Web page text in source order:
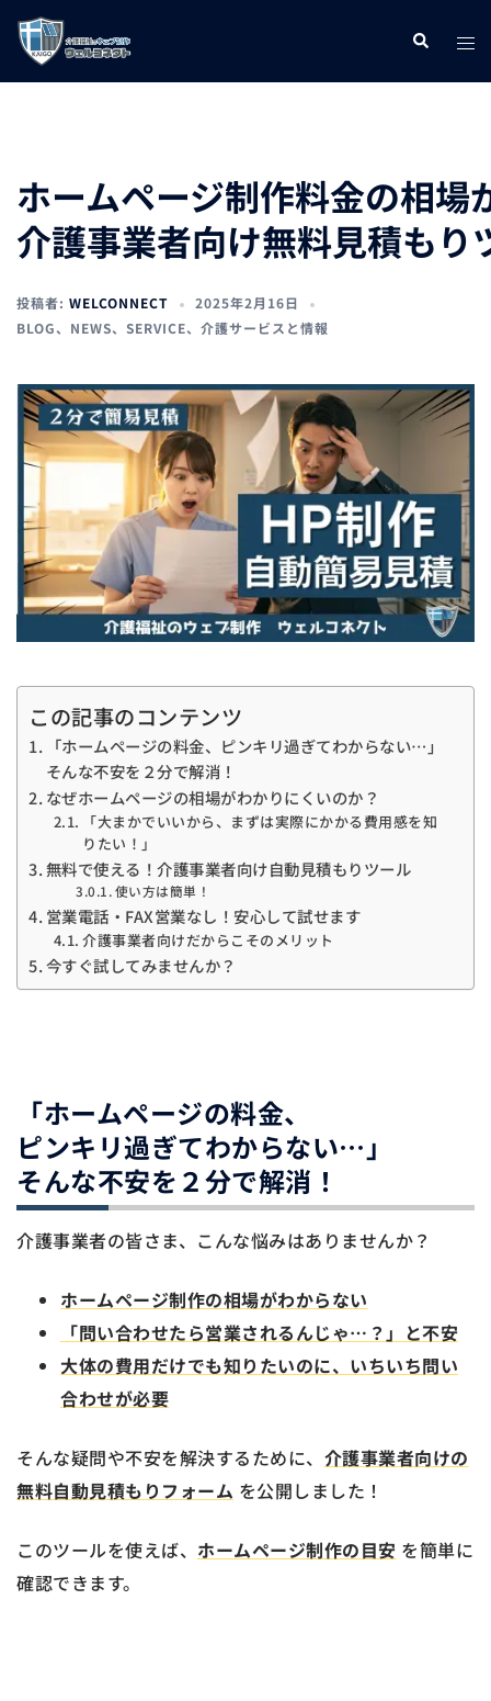
テ
プ
検
索
ト
ュ
ー
ホームページ制作料金の相場
介護事業者向け無料見積もり
投稿者: WELCONNECT
2025年2月16日
BLOG、 NEWS、 SERVICE、 介護サービスと情報
この記事のコンテンツ
「ホームページの料金、ピンキリ過ぎてわからない…」
そんな不安を２分で解消！
なぜホームページの相場がわかりにくいのか？
「大まかでいいから、まずは実際にかかる費用感を知
りたい！」
無料で使える！介護事業者向け自動見積もりツール
使い方は簡単！
営業電話・FAX営業なし！安心して試せます
介護事業者向けだからこそのメリット
今すぐ試してみませんか？
「ホームページの料金、
ピンキリ過ぎてわからない…」
そんな不安を２分で解消！
介護事業者の皆さま、こんな悩みはありませんか？
ホームページ制作の相場がわからない
「問い合わせたら営業されるんじゃ…？」と不安
大体の費用だけでも知りたいのに、いちいち問い
合わせが必要
そんな疑問や不安を解決するために、 介護事業者向けの
無料自動見積もりフォーム を公開しました！
このツールを使えば、 ホームページ制作の目安 を簡単に
確認できます。